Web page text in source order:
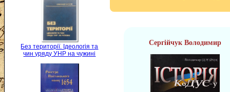
Без території. Ідеологія та
чин уряду УНР на чужині
Сергійчук Володимир